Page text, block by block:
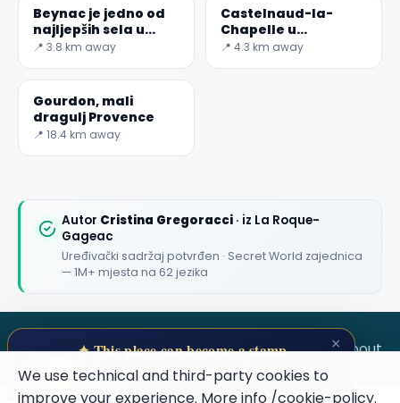
Beynac je jedno od
najljepših sela u
Francuskoj.
📍 3.8 km away
Castelnaud-la-
Chapelle u
Dordogneu
📍 4.3 km away
Gourdon, mali
dragulj Provence
📍 18.4 km away
Autor Cristina Gregoracci · iz La Roque-
Gageac
Uređivački sadržaj potvrđen · Secret World zajednica
— 1M+ mjesta na 62 jezika
SECRET WORLD TermsPrivacyAbout
We use technical and third-party cookies to
improve your experience. More info /cookie-policy.
×
✦ This place can become a stamp
Collect secret places in your Secret